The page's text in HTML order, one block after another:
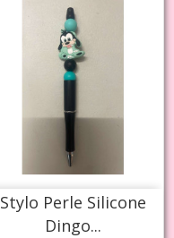
Stylo Perle Silicone
Dingo...